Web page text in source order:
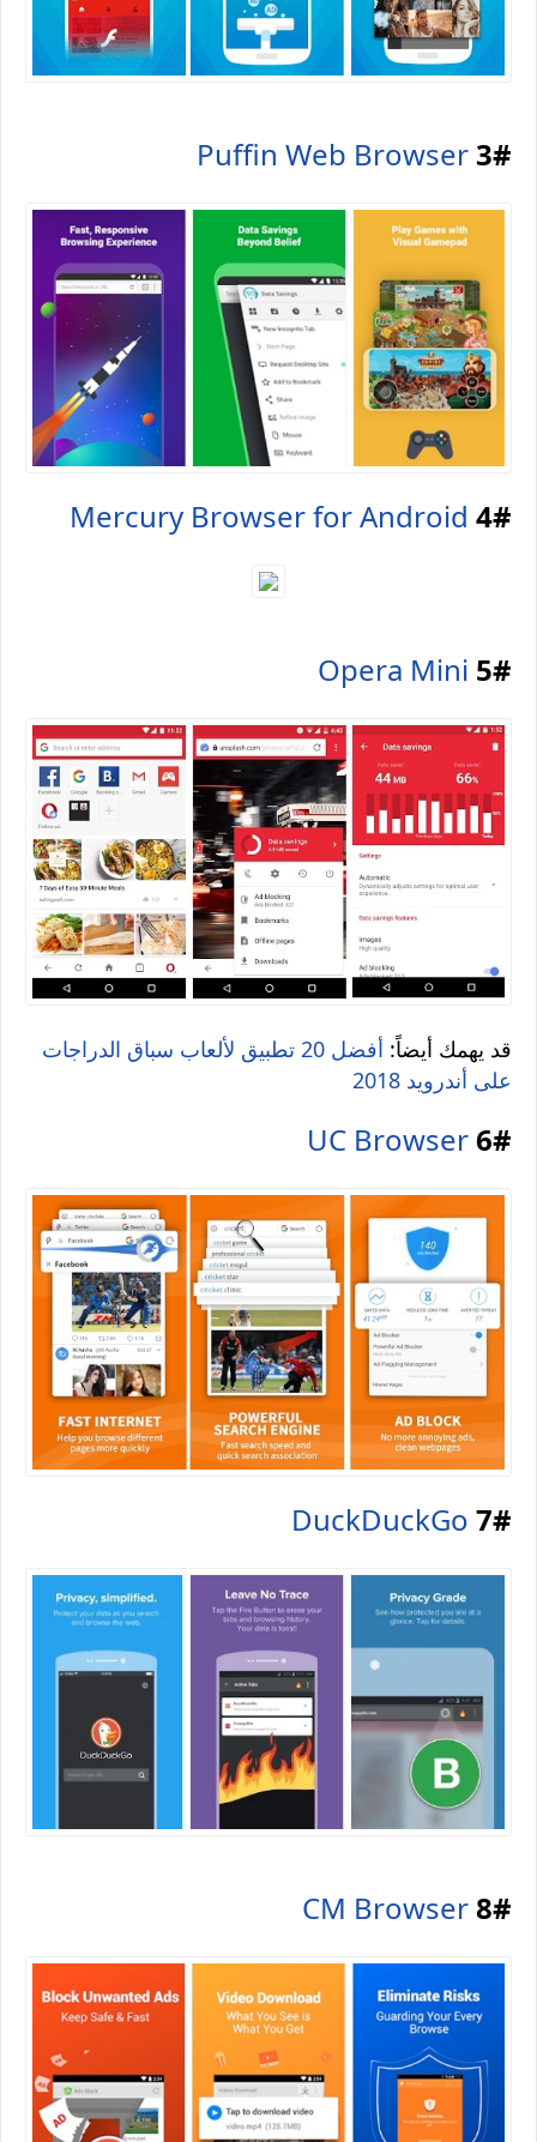
Puffin Web Browser3#
Mercury Browser for Android 4#
Opera Mini 5#
قد يهمك أيضاً:
أفضل 20 تطبيق لألعاب سباق الدراجات
على أندرويد 2018
UC Browser6#
DuckDuckGo 7#
CM Browser8#